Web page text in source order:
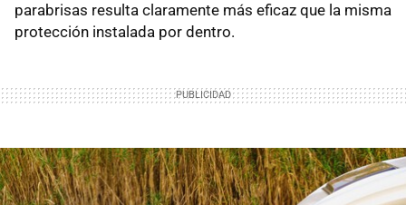
parabrisas resulta claramente más eficaz que la misma
protección instalada por dentro.